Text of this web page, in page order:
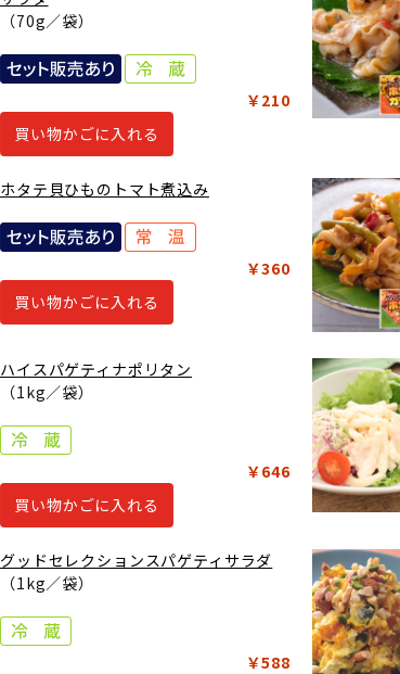
（70g／袋）
￥210
買い物かごに入れる
ホタテ貝ひものトマト煮込み
￥360
買い物かごに入れる
ハイスパゲティナポリタン
（1kg／袋）
￥646
買い物かごに入れる
グッドセレクションスパゲティサラダ
（1kg／袋）
￥588